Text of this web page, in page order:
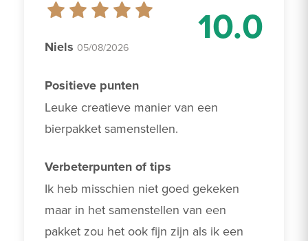
10.0
Niels 05/08/2026
Positieve punten
Leuke creatieve manier van een
bierpakket samenstellen.
Verbeterpunten of tips
Ik heb misschien niet goed gekeken
maar in het samenstellen van een
pakket zou het ook fijn zijn als ik een